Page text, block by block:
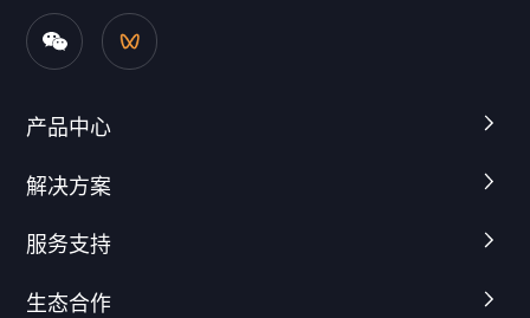
产品中心
解决方案
服务支持
生态合作